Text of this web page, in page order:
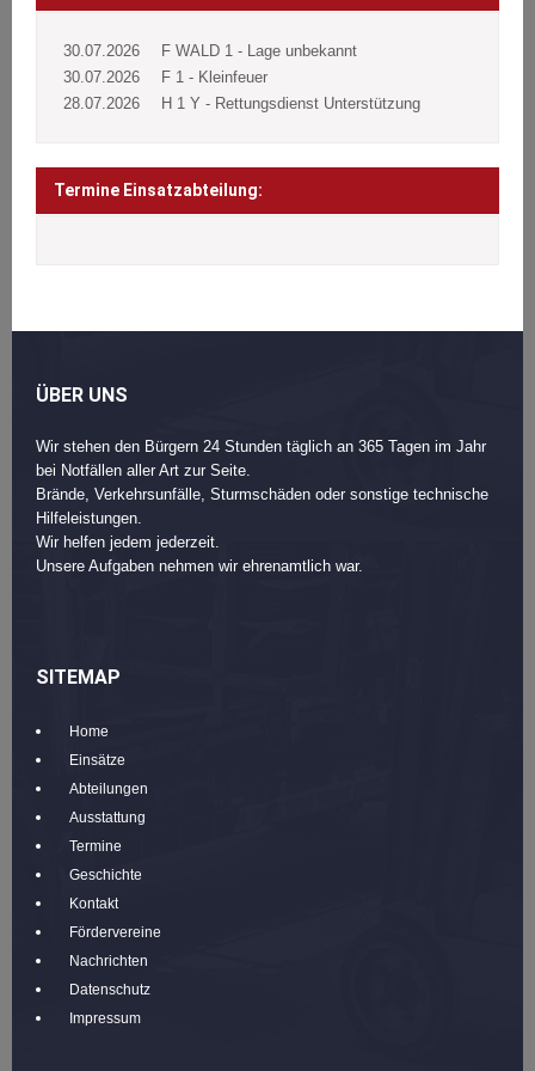
30.07.2026
F WALD 1 - Lage unbekannt
30.07.2026
F 1 - Kleinfeuer
28.07.2026
H 1 Y - Rettungsdienst Unterstützung
Termine Einsatzabteilung:
ÜBER UNS
Wir stehen den Bürgern 24 Stunden täglich an 365 Tagen im Jahr
bei Notfällen aller Art zur Seite.
Brände, Verkehrsunfälle, Sturmschäden oder sonstige technische
Hilfeleistungen.
Wir helfen jedem jederzeit.
Unsere Aufgaben nehmen wir ehrenamtlich war.
SITEMAP
Home
Einsätze
Abteilungen
Ausstattung
Termine
Geschichte
Kontakt
Fördervereine
Nachrichten
Datenschutz
Impressum